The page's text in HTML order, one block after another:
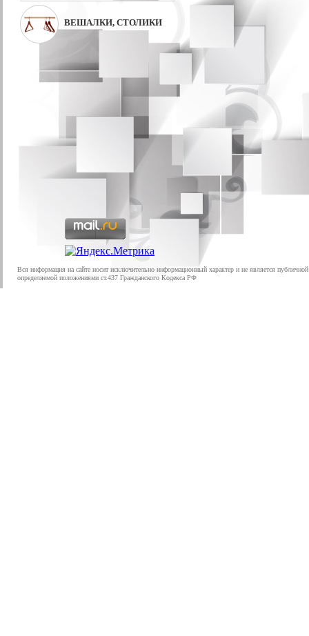
ВЕШАЛКИ, СТОЛИКИ
Вся информация на сайте носит исключительно информационный характер и не является
определяемой положениями ст.437 Гражданского Кодекса РФ